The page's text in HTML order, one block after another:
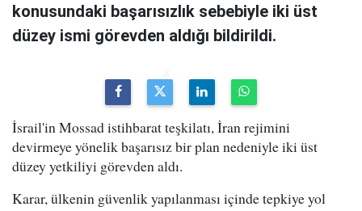
konusundaki başarısızlık sebebiyle iki üst
düzey ismi görevden aldığı bildirildi.
İsrail'in Mossad istihbarat teşkilatı, İran rejimini
devirmeye yönelik başarısız bir plan nedeniyle iki üst
düzey yetkiliyi görevden aldı.
Karar, ülkenin güvenlik yapılanması içinde tepkiye yol